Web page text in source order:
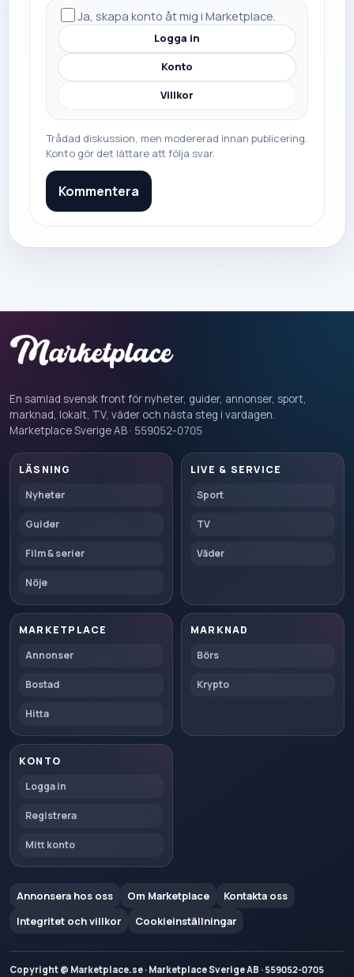
Ja, skapa konto åt mig i Marketplace.
Logga in
Konto
Villkor
Trådad diskussion, men modererad innan publicering.
Konto gör det lättare att följa svar.
Kommentera
En samlad svensk front för nyheter, guider, annonser, sport,
marknad, lokalt, TV, väder och nästa steg i vardagen.
Marketplace Sverige AB · 559052-0705
LÄSNING
Nyheter
Guider
Film & serier
Nöje
LIVE & SERVICE
Sport
TV
Väder
MARKETPLACE
Annonser
Bostad
Hitta
MARKNAD
Börs
Krypto
KONTO
Logga in
Registrera
Mitt konto
Annonsera hos oss Om Marketplace
Kontakta oss
Integritet och villkor
Cookieinställningar
Copyright @ Marketplace.se · Marketplace Sverige AB · 559052-0705